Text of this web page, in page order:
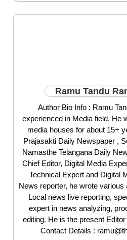
Ramu Tandu
Author Bio Info : Ramu
experienced in Media field. He
media houses for about 15+
Prajasakti Daily Newspaper ,
Namasthe Telangana Daily
Chief Editor, Digital Media
Technical Expert and Digital
News reporter, he wrote
Local news live reporting,
expert in news analyzing,
editing. He is the present
Contact Details :